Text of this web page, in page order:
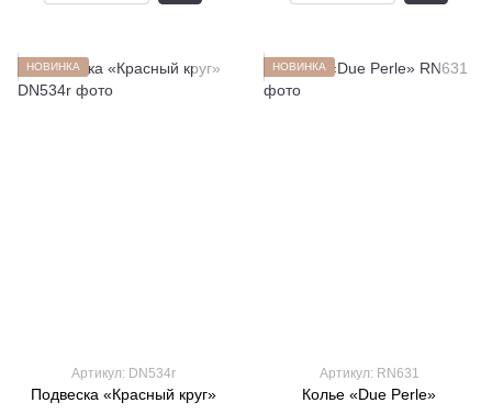
НОВИНКА
Артикул: DN534r
Подвеска «Красный круг»
НОВИНКА
Артикул: RN631
Колье «Due Perle»